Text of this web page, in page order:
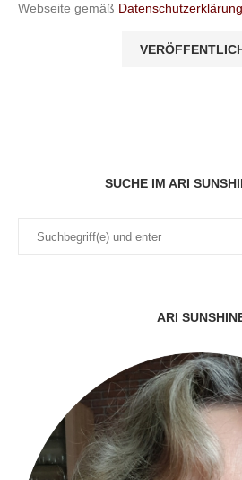
Webseite gemäß Datenschutzerklärung
SUCHE IM ARI
ARI